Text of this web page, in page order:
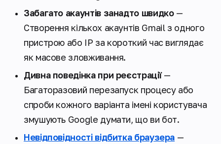
Забагато акаунтів занадто швидко—
Створення кількох акаунтів Gmail з одного
пристрою або IP за короткий час виглядає
як масове зловживання.
Дивна поведінка при реєстрації—
Багаторазовий перезапуск процесу або
спроби кожного варіанта імені користувача
змушують Google думати, що ви бот.
Невідповідності відбитка браузера —